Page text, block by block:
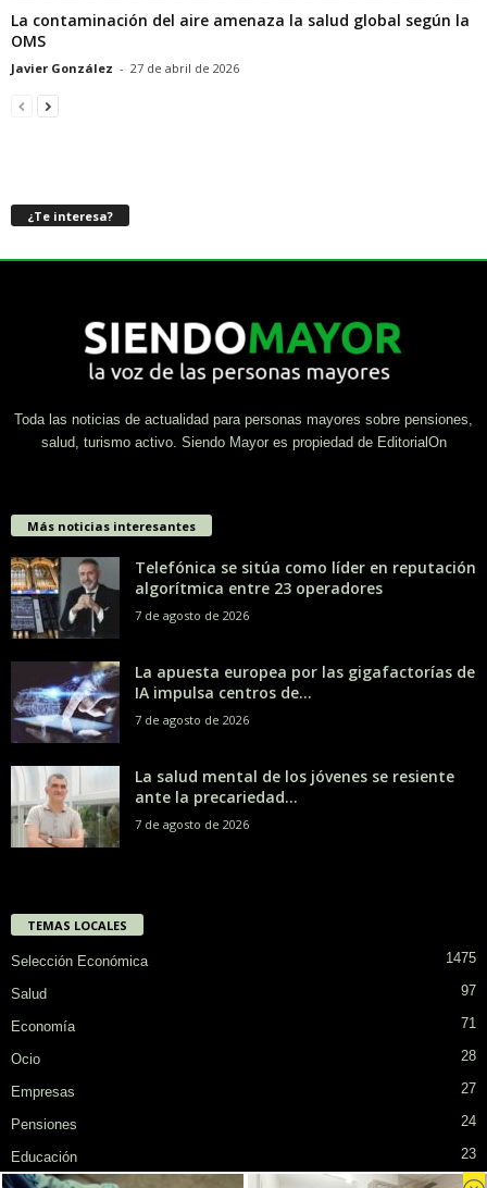
La contaminación del aire amenaza la salud global según la
OMS
Javier González - 27 de abril de 2026
¿Te interesa?
Toda las noticias de actualidad para personas mayores sobre pensiones,
salud, turismo activo. Siendo Mayor es propiedad de EditorialOn
Más noticias interesantes
Telefónica se sitúa como líder en reputación
algorítmica entre 23 operadores
7 de agosto de 2026
La apuesta europea por las gigafactorías de
IA impulsa centros de...
7 de agosto de 2026
La salud mental de los jóvenes se resiente
ante la precariedad...
7 de agosto de 2026
TEMAS LOCALES
Selección Económica 1475
Salud 97
Economía 71
Ocio 28
Empresas 27
Pensiones 24
Educación 23